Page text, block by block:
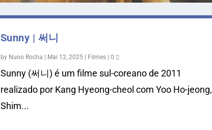
Sunny | 써니
by Nuno Rocha | Mai 12, 2025| Filmes| 0
Sunny (써니) é um filme sul-coreano de 2011
realizado por Kang Hyeong-cheol com Yoo Ho-jeong,
Shim...